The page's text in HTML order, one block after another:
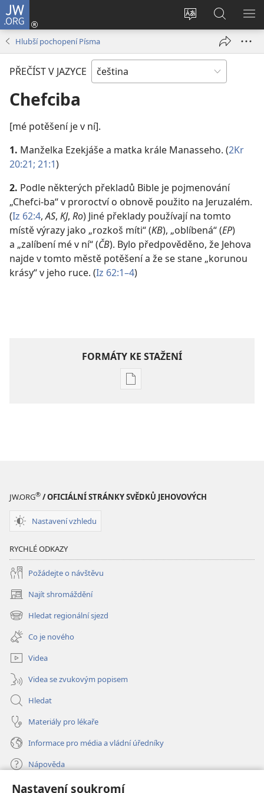
Nastavení soukromí
JW.ORG
Změnit
stránek
Přihlásit
se
okno)
Hledat
na
JW.ORG
Hlubší pochopení Písma
PŘEČÍST V JAZYCE
Chefciba
[mé potěšení je v ní].
1. Manželka Ezekjáše a matka krále Manasseho. (2Kr
20:21; 21:1)
2. Podle některých překladů Bible je pojmenování
„Chefci-ba“ v proroctví o obnově použito na Jeruzalém.
(Iz 62:4,AS, KJ, Ro) Jiné překlady používají na tomto
místě výrazy jako „rozkoš míti“ (KB), „oblíbená“ (EP)
a „zalíbení mé v ní“ (ČB). Bylo předpověděno, že Jehova
najde v tomto městě potěšení a že se stane „korunou
krásy“ v jeho ruce. (Iz 62:1–4)
FORMÁTY KE STAŽENÍ
Formáty
JW.ORG® / OFICIÁLNÍ STRÁNKY SVĚDKŮ JEHOVOVÝCH
Nastavení vzhledu
RYCHLÉ ODKAZY
Požádejte o návštěvu
Najít shromáždění
(otevřeno
nové
okno)
Hledat regionální sjezd
(otevřeno
nové
okno)
Co je nového
Videa
Videa se zvukovým popisem
Hledat
Materiály pro lékaře
Informace pro média a vládní úředníky
Nápověda